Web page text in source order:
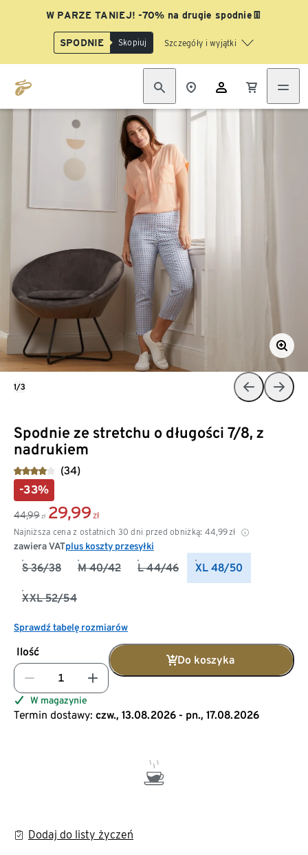
W PARZE TANIEJ! -70% na drugie spodnie👖
SPODNIE Skopiuj Szczegóły i wyjątki
Spodnie ze stretchu o długości 7/8, z
nadrukiem
(34)
-33%
44,99 zł 29,99 zł
Najniższa cena z ostatnich 30 dni przed obniżką: 44,99 zł
zawiera VATplus koszty przesyłki
S 36/38 M 40/42 L 44/46 XL 48/50
XXL 52/54
Sprawdź tabelę rozmiarów
Ilość
Do koszyka
W magazynie
Termin dostawy: czw., 13.08.2026 - pn., 17.08.2026
Dodaj do listy życzeń
1/3